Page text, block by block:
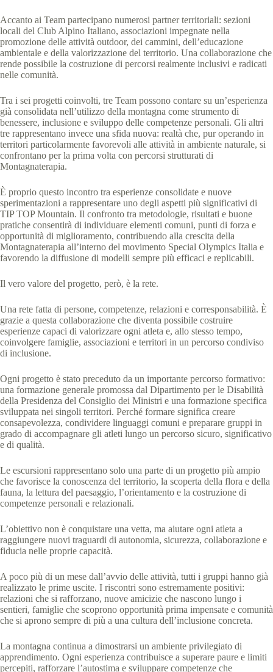
Accanto ai Team partecipano numerosi partner territoriali: sezioni
locali del Club Alpino Italiano, associazioni impegnate nella
promozione delle attività outdoor, dei cammini, dell’educazione
ambientale e della valorizzazione del territorio. Una collaborazione che
rende possibile la costruzione di percorsi realmente inclusivi e radicati
nelle comunità.
Tra i sei progetti coinvolti, tre Team possono contare su un’esperienza
già consolidata nell’utilizzo della montagna come strumento di
benessere, inclusione e sviluppo delle competenze personali. Gli altri
tre rappresentano invece una sfida nuova: realtà che, pur operando in
territori particolarmente favorevoli alle attività in ambiente naturale, si
confrontano per la prima volta con percorsi strutturati di
Montagnaterapia.
È proprio questo incontro tra esperienze consolidate e nuove
sperimentazioni a rappresentare uno degli aspetti più significativi di
TIP TOP Mountain. Il confronto tra metodologie, risultati e buone
pratiche consentirà di individuare elementi comuni, punti di forza e
opportunità di miglioramento, contribuendo alla crescita della
Montagnaterapia all’interno del movimento Special Olympics Italia e
favorendo la diffusione di modelli sempre più efficaci e replicabili.
Il vero valore del progetto, però, è la rete.
Una rete fatta di persone, competenze, relazioni e corresponsabilità. È
grazie a questa collaborazione che diventa possibile costruire
esperienze capaci di valorizzare ogni atleta e, allo stesso tempo,
coinvolgere famiglie, associazioni e territori in un percorso condiviso
di inclusione.
Ogni progetto è stato preceduto da un importante percorso formativo:
una formazione generale promossa dal Dipartimento per le Disabilità
della Presidenza del Consiglio dei Ministri e una formazione specifica
sviluppata nei singoli territori. Perché formare significa creare
consapevolezza, condividere linguaggi comuni e preparare gruppi in
grado di accompagnare gli atleti lungo un percorso sicuro, significativo
e di qualità.
Le escursioni rappresentano solo una parte di un progetto più ampio
che favorisce la conoscenza del territorio, la scoperta della flora e della
fauna, la lettura del paesaggio, l’orientamento e la costruzione di
competenze personali e relazionali.
L’obiettivo non è conquistare una vetta, ma aiutare ogni atleta a
raggiungere nuovi traguardi di autonomia, sicurezza, collaborazione e
fiducia nelle proprie capacità.
A poco più di un mese dall’avvio delle attività, tutti i gruppi hanno già
realizzato le prime uscite. I riscontri sono estremamente positivi:
relazioni che si rafforzano, nuove amicizie che nascono lungo i
sentieri, famiglie che scoprono opportunità prima impensate e comunità
che si aprono sempre di più a una cultura dell’inclusione concreta.
La montagna continua a dimostrarsi un ambiente privilegiato di
apprendimento. Ogni esperienza contribuisce a superare paure e limiti
percepiti, rafforzare l’autostima e sviluppare competenze che